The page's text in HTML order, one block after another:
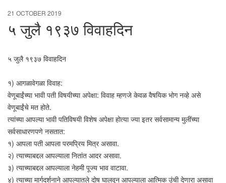
21 OCTOBER 2019
५ जुलै १९३७ विवाहदिन
५ जुलै १९३७ विवाहदिन
१) आगळावेगळा विवाह:
वेणूबाईंच्या भावी पती विषयीच्या अपेक्षा: विवाह म्हणजे केवळ वैषयिक भोग नव्हे असे
वेणूबाईंचे मत होते.
त्यांच्या आपल्या भावी पतिविषयी विशेष अपेक्षा होत्या ज्या इतर सर्वसामान्य मुलींच्या
सर्वसाधारणपणे नसतात:
१) आपला पती आपला परमप्रिय मित्र असावा.
२) त्याच्याबद्दल आपल्याला नितांत आदर असावा.
३) त्याच्याबद्दल आपल्याला नेहमी पूज्य भाव वाटावा.
४) त्याच्या मार्गदर्शनाने आपल्यातले दोष घालवून आपल्याला आत्मिक उंची देणारा असावा